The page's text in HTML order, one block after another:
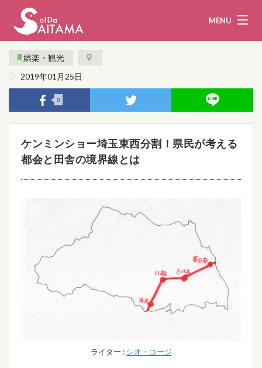
MENU
娯楽・観光
企業・団体 教育・医療
行政 まとめ！
地域から探す
運営団体 ライター
娯楽・観光
2019年01月25日
0
ケンミンショー埼玉東西分割！県民が考える
都会と田舎の境界線とは
ライター : シオ・コージ